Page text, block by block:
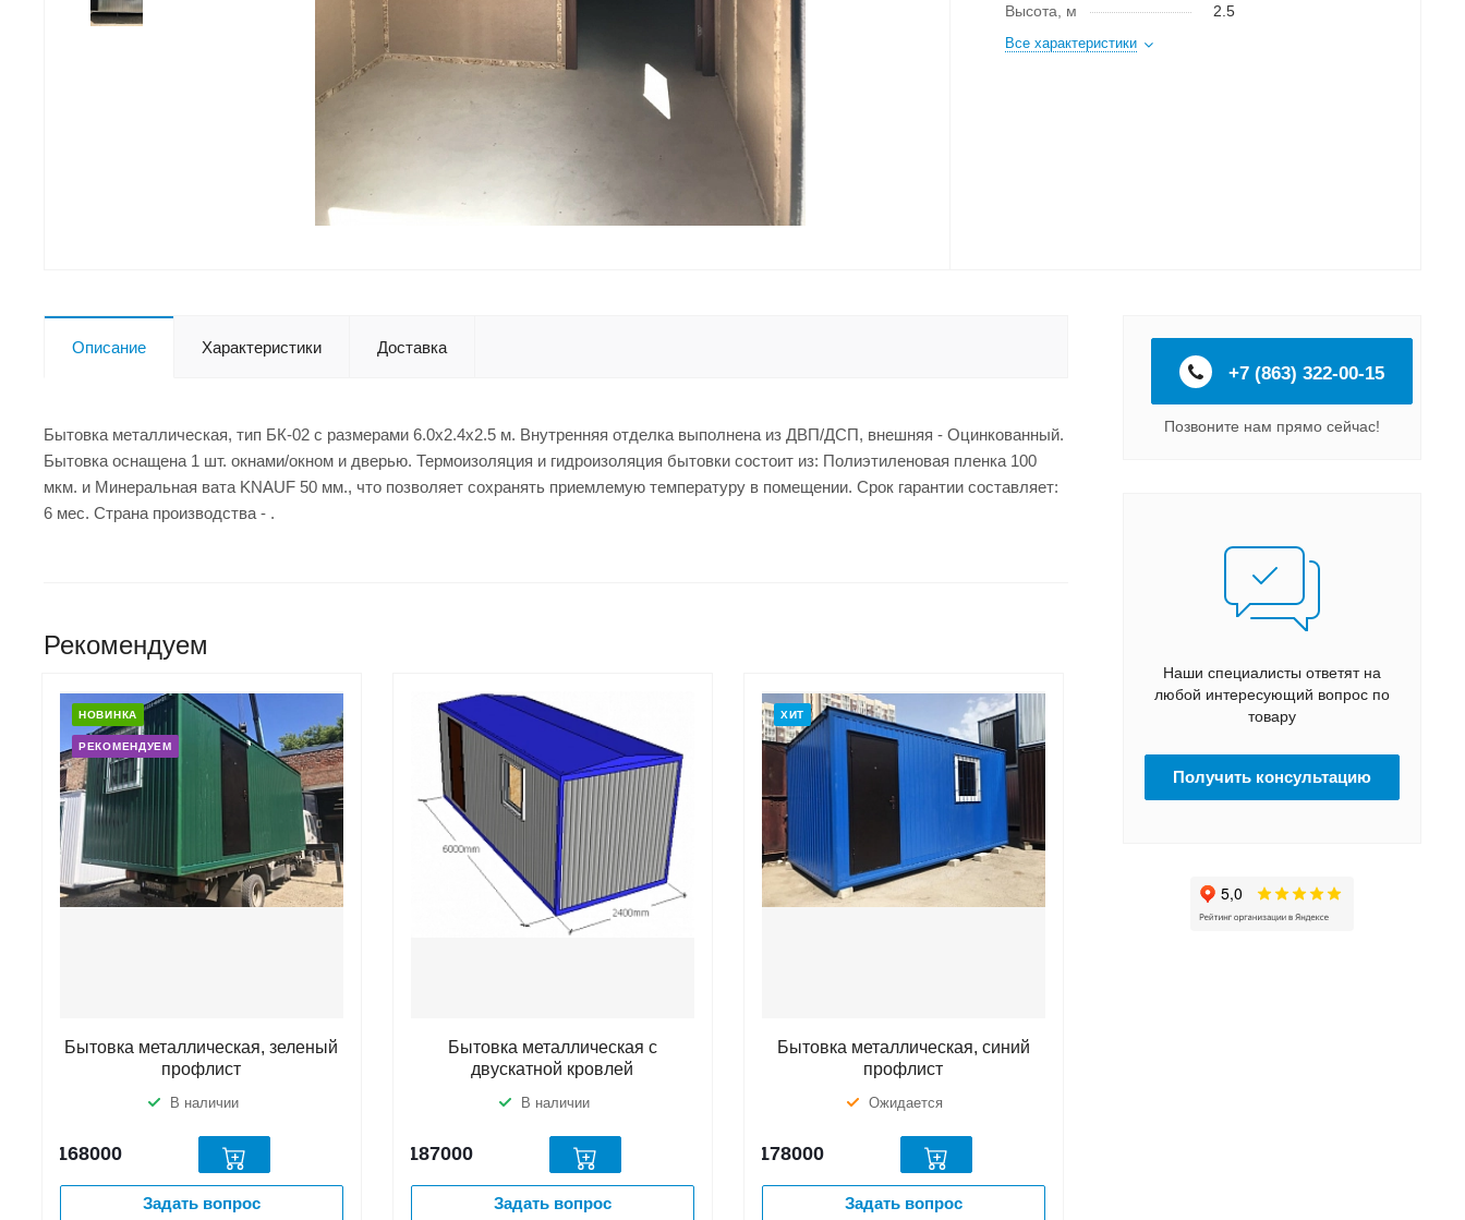
Высота, м
2.5
Все характеристики
Описание Характеристики Доставка
Бытовка металлическая, тип БК-02 с размерами 6.0x2.4x2.5 м. Внутренняя отделка выполнена из ДВП/ДСП, внешняя - Оцинкованный.
Бытовка оснащена 1 шт. окнами/окном и дверью. Термоизоляция и гидроизоляция бытовки состоит из: Полиэтиленовая пленка 100
мкм. и Минеральная вата KNAUF 50 мм., что позволяет сохранять приемлемую температуру в помещении. Срок гарантии составляет:
6 мес. Страна производства - .
Рекомендуем
НОВИНКА
РЕКОМЕНДУЕМ
Бытовка металлическая, зеленый
профлист
В наличии
168000
Задать вопрос
Бытовка металлическая с
двускатной кровлей
В наличии
187000
Задать вопрос
ХИТ
Бытовка металлическая, синий
профлист
Ожидается
178000
Задать вопрос
+7 (863) 322-00-15
Позвоните нам прямо сейчас!
Наши специалисты ответят на
любой интересующий вопрос по
товару
Получить консультацию